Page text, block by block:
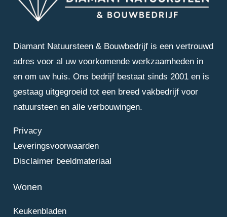
Diamant Natuursteen & Bouwbedrijf is een vertrouwd
adres voor al uw voorkomende werkzaamheden in
en om uw huis. Ons bedrijf bestaat sinds 2001 en is
gestaag uitgegroeid tot een breed vakbedrijf voor
natuursteen en alle verbouwingen.
Privacy
Leveringsvoorwaarden
Disclaimer beeldmateriaal
Wonen
Keukenbladen